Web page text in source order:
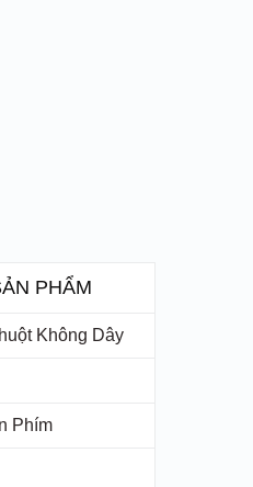
PHẨM
Không Dây
Phím